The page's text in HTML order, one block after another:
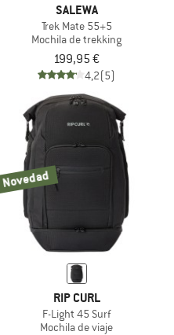
SALEWA
Trek Mate 55+5
Mochila de trekking
199,95 €
4,2(5)
Novedad
RIP CURL
F-Light 45 Surf
Mochila de viaje